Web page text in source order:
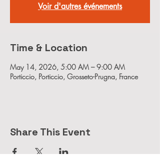
Voir d'autres événements
Time & Location
May 14, 2026, 5:00 AM – 9:00 AM
Porticcio, Porticcio, Grosseto-Prugna, France
Share This Event